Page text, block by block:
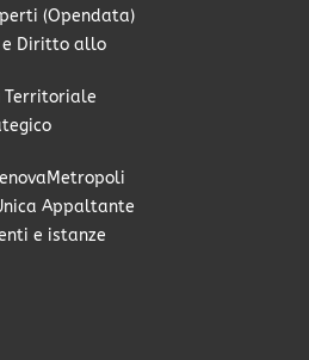
(Opendata)
e Diritto allo
Territoriale
Appaltante
e istanze